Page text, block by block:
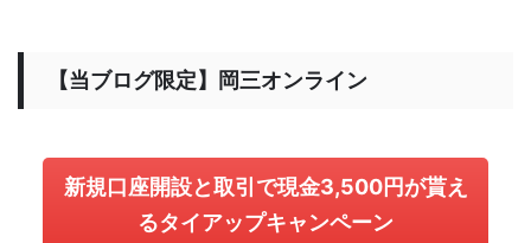
【当ブログ限定】岡三オンライン
新規口座開設と取引で現金3,500円が貰え
るタイアップキャンペーン